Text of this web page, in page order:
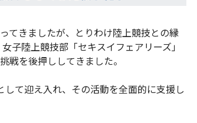
てきましたが、とりわけ陸上競技との縁
子陸上競技部「セキスイフェアリーズ」
戦を後押ししてきました。
て迎え入れ、その活動を全面的に支援し